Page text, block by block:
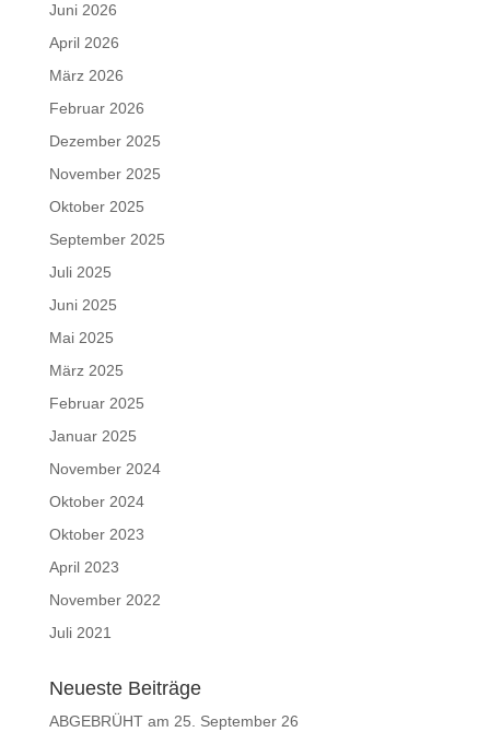
Juni 2026
April 2026
März 2026
Februar 2026
Dezember 2025
November 2025
Oktober 2025
September 2025
Juli 2025
Juni 2025
Mai 2025
März 2025
Februar 2025
Januar 2025
November 2024
Oktober 2024
Oktober 2023
April 2023
November 2022
Juli 2021
Neueste Beiträge
ABGEBRÜHT am 25. September 26